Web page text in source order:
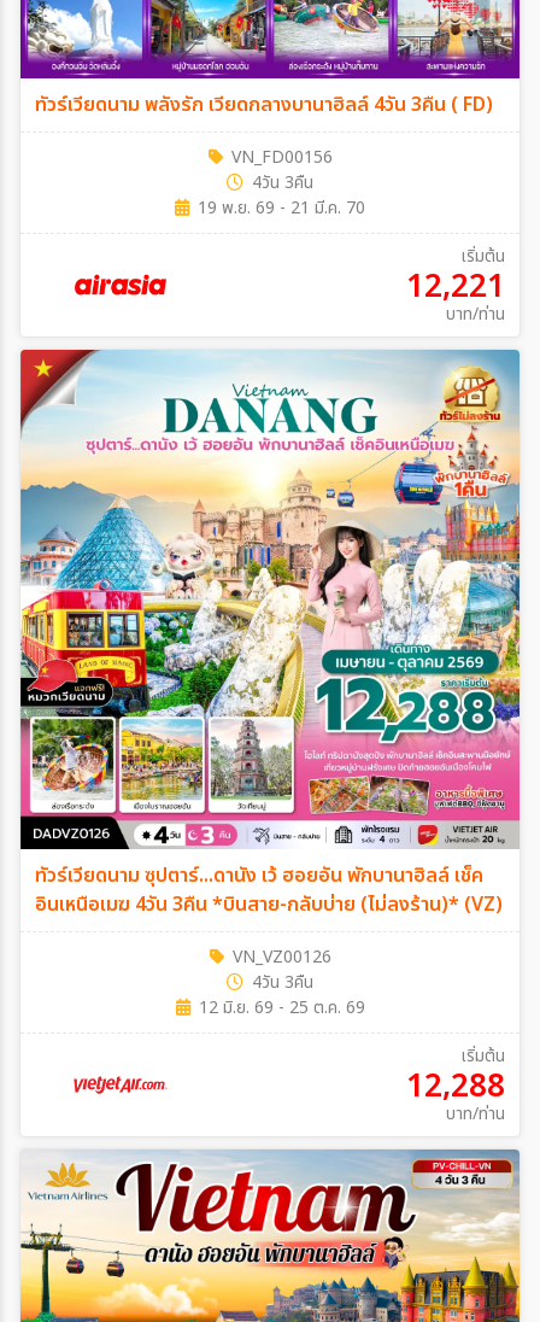
ทัวร์เวียดนาม พลังรัก เวียดกลางบานาฮิลล์ 4วัน 3คืน ( FD)
VN_FD00156
4วัน 3คืน
19 พ.ย. 69 - 21 มี.ค. 70
เริ่มต้น
12,221
บาท/ท่าน
ทัวร์เวียดนาม ซุปตาร์...ดานัง เว้ ฮอยอัน พักบานาฮิลล์ เช็ค
อินเหนือเมฆ 4วัน 3คืน *บินสาย-กลับบ่าย (ไม่ลงร้าน)* (VZ)
VN_VZ00126
4วัน 3คืน
12 มิ.ย. 69 - 25 ต.ค. 69
เริ่มต้น
12,288
บาท/ท่าน